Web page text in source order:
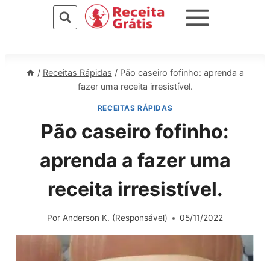
/ Receitas Rápidas / Pão caseiro fofinho: aprenda a
fazer uma receita irresistível.
RECEITAS RÁPIDAS
Pão caseiro fofinho:
aprenda a fazer uma
receita irresistível.
Por Anderson K. (Responsável) 05/11/2022